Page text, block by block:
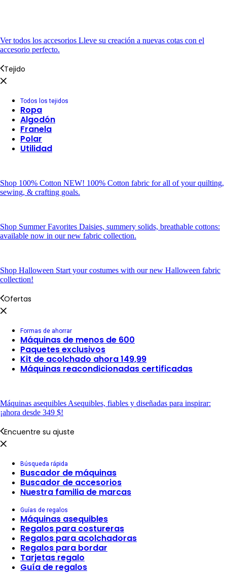
Ver todos los accesorios Lleve su creación a nuevas cotas con el
accesorio perfecto.
Tejido
Todos los tejidos
Ropa
Algodón
Franela
Polar
Utilidad
Shop 100% Cotton NEW! 100% Cotton fabric for all of your quilting,
sewing, & crafting goals.
Shop Summer Favorites Daisies, summery solids, breathable cottons:
available now in our new fabric collection.
Shop Halloween Start your costumes with our new Halloween fabric
collection!
Ofertas
Formas de ahorrar
Máquinas de menos de 600
Paquetes exclusivos
Kit de acolchado ahora 149,99
Máquinas reacondicionadas certificadas
Máquinas asequibles Asequibles, fiables y diseñadas para inspirar:
¡ahora desde 349 $!
Encuentre su ajuste
Búsqueda rápida
Buscador de máquinas
Buscador de accesorios
Nuestra familia de marcas
Guías de regalos
Máquinas asequibles
Regalos para costureras
Regalos para acolchadoras
Regalos para bordar
Tarjetas regalo
Guía de regalos